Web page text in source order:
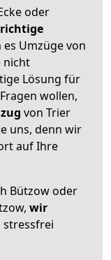
oder
richtige
Umzüge von
nicht
Lösung für
wollen,
von Trier
uns, denn wir
auf Ihre
Bützow oder
wir
stressfrei